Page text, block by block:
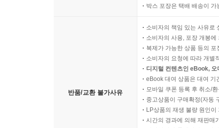
박스 포장은 택배 배송이
반품/교환 불가사유
소비자의 책임 있는 사유로
소비자의 사용, 포장 개봉
복제가 가능한 상품 등의
소비자의 요청에 따라 개별
디지털 컨텐츠인 eBook,
eBook 대여 상품은 대여 기
모바일 쿠폰 등록 후 취소/
중고상품이 구매확정(자동
LP상품의 재생 불량 원인
시간의 경과에 의해 재판매